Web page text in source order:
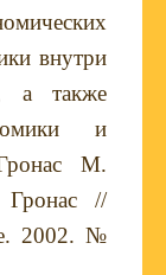
внутри
а также
и
М.
Гронас //
2002. №